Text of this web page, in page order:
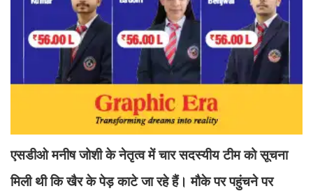
एसडीओ मनीष जोशी के नेतृत्व में चार सदस्यीय टीम को सूचना
मिली थी कि खैर के पेड़ काटे जा रहे हैं। मौके पर पहुंचने पर